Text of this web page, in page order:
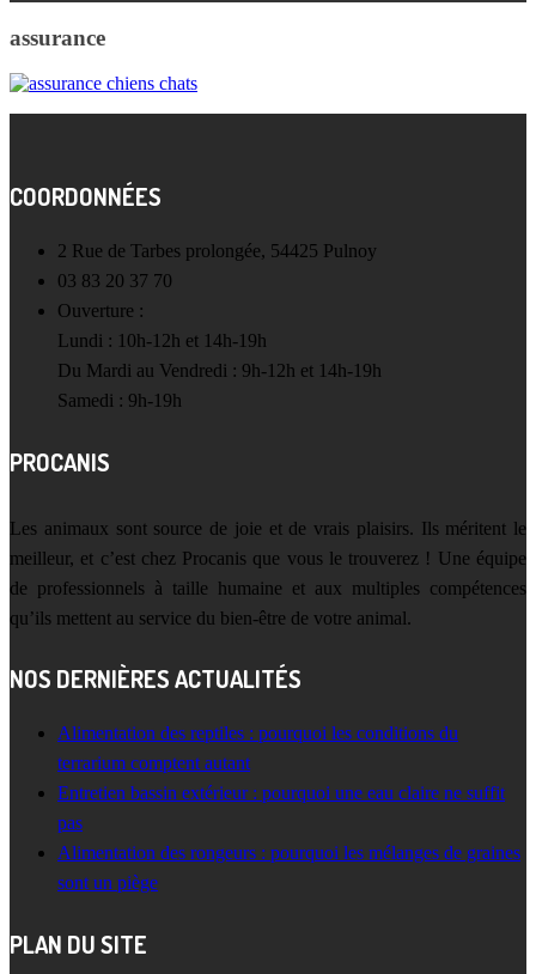
assurance
COORDONNÉES
2 Rue de Tarbes prolongée, 54425 Pulnoy
03 83 20 37 70
Ouverture :
Lundi : 10h-12h et 14h-19h
Du Mardi au Vendredi : 9h-12h et 14h-19h
Samedi : 9h-19h
PROCANIS
Les animaux sont source de joie et de vrais plaisirs. Ils méritent le
meilleur, et c’est chez Procanis que vous le trouverez ! Une équipe
de professionnels à taille humaine et aux multiples compétences
qu’ils mettent au service du bien-être de votre animal.
NOS DERNIÈRES ACTUALITÉS
Alimentation des reptiles : pourquoi les conditions du
terrarium comptent autant
Entretien bassin extérieur : pourquoi une eau claire ne suffit
pas
Alimentation des rongeurs : pourquoi les mélanges de graines
sont un piège
PLAN DU SITE